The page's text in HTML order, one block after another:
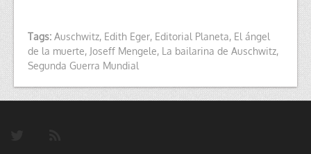
Tags: Auschwitz, Edith Eger, Editorial Planeta, El ángel
de la muerte, Joseff Mengele, La bailarina de Auschwitz,
Segunda Guerra Mundial